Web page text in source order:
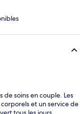
de soins en couple. Les
et un service de